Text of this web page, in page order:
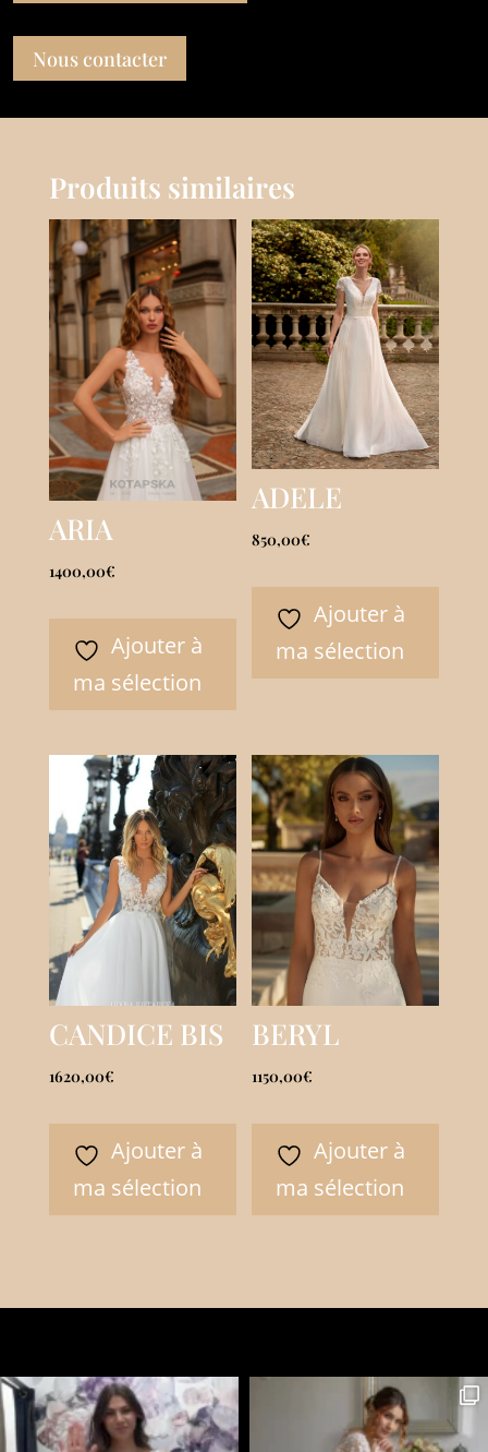
Nous contacter
Produits similaires
ARIA
1400,00€
Ajouter à
ma sélection
ADELE
850,00€
Ajouter à
ma sélection
CANDICE BIS
1620,00€
Ajouter à
ma sélection
BERYL
1150,00€
Ajouter à
ma sélection